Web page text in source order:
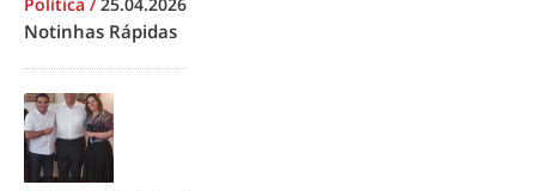
Notinhas Rápidas